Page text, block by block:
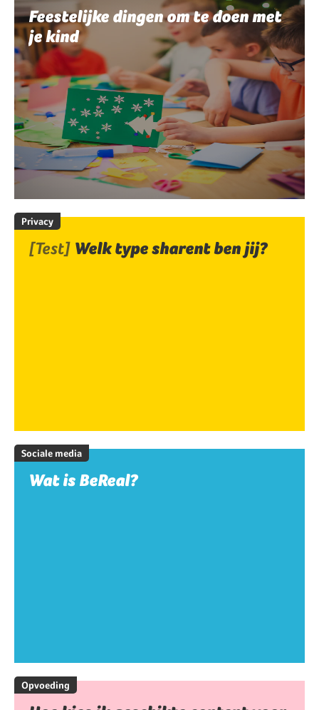
Feestelijke dingen om te doen met
je kind
Privacy
[Test] Welk type sharent ben jij?
Sociale media
Wat is BeReal?
Opvoeding